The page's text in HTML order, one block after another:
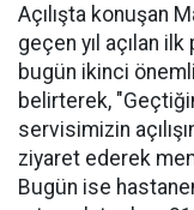
Açılışta konuşan
geçen yıl açılan
bugün ikinci
belirterek,
servisimizin
ziyaret ederek
Bugün ise